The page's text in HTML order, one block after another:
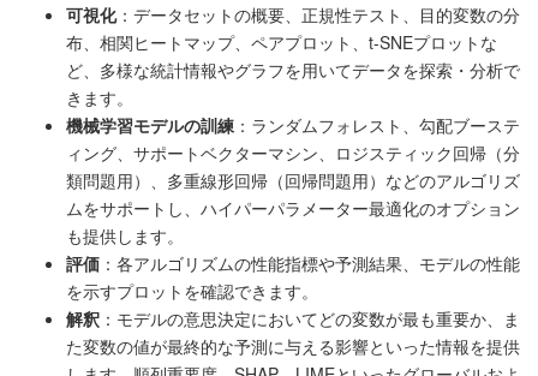
可視化：データセットの概要、正規性テスト、目的変数の分
布、相関ヒートマップ、ペアプロット、t-SNEプロットな
ど、多様な統計情報やグラフを用いてデータを探索・分析で
きます。
機械学習モデルの訓練 ：ランダムフォレスト、勾配ブーステ
ィング、サポートベクターマシン、ロジスティック回帰（分
類問題用）、多重線形回帰（回帰問題用）などのアルゴリズ
ムをサポートし、ハイパーパラメーター最適化のオプション
も提供します。
評価 ：各アルゴリズムの性能指標や予測結果、モデルの性能
を示すプロットを確認できます。
解釈 ：モデルの意思決定においてどの変数が最も重要か、ま
た変数の値が最終的な予測に与える影響といった情報を提供